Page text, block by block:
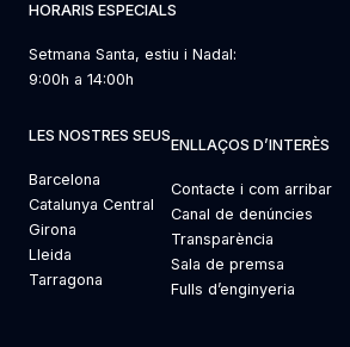
HORARIS ESPECIALS
Setmana Santa, estiu i Nadal:
9:00h a 14:00h
LES NOSTRES SEUS
Barcelona
Catalunya Central
Girona
Lleida
Tarragona
ENLLAÇOS D’INTERÈS
Contacte i com arribar
Canal de denúncies
Transparència
Sala de premsa
Fulls d’enginyeria